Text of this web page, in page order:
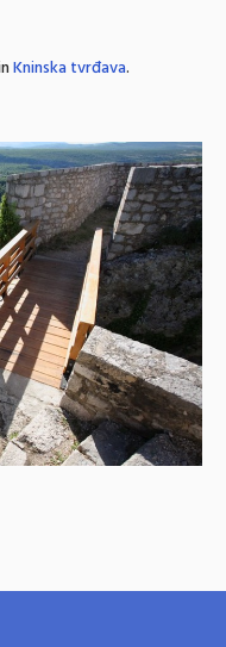
Kninska tvrđava.